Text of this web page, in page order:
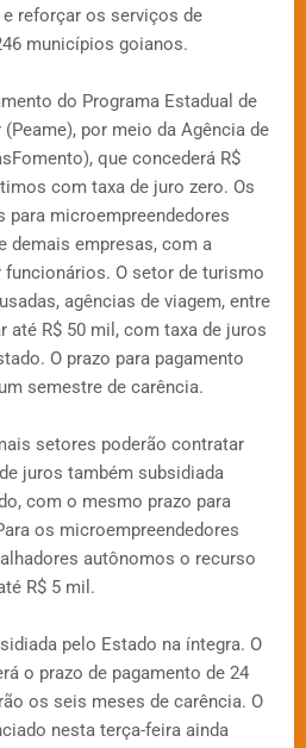
reforçar os serviços de
municípios goianos.
do Programa Estadual de
por meio da Agência de
que concederá R$
com taxa de juro zero. Os
para microempreendedores
demais empresas, com a
O setor de turismo
agências de viagem, entre
até R$ 50 mil, com taxa de juros
O prazo para pagamento
semestre de carência.
setores poderão contratar
juros também subsidiada
com o mesmo prazo para
os microempreendedores
autônomos o recurso
R$ 5 mil.
pelo Estado na íntegra. O
o prazo de pagamento de 24
os seis meses de carência. O
nesta terça-feira ainda